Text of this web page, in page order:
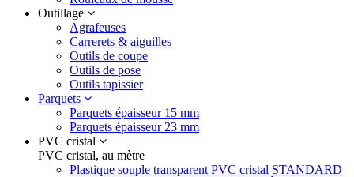
Outillage
Agrafeuses
Carrerets & aiguilles
Outils de coupe
Outils de pose
Outils tapissier
Parquets
Parquets épaisseur 15 mm
Parquets épaisseur 23 mm
PVC cristal
PVC cristal, au mètre
Plastique souple transparent PVC cristal STANDARD